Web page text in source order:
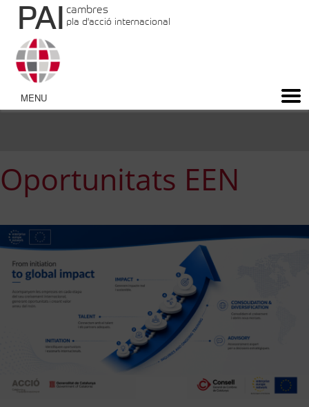
PAI cambres
pla d'acció internacional
Oportunitats EEN